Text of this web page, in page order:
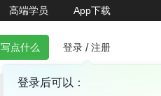
高端学员 App下载
写点什么 登录 / 注册
登录后可以：